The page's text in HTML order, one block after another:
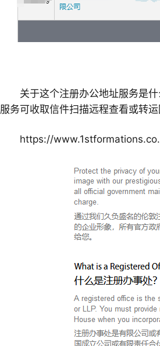
关于这个注册办公地址服务是
服务可收取信件扫描远程查看或转
https://